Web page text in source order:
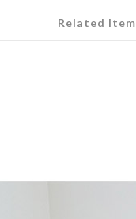
Related Item